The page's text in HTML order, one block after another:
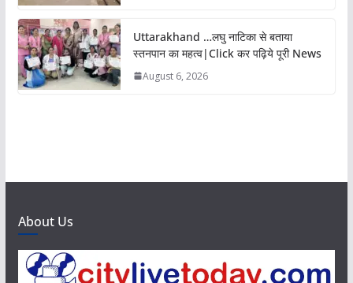
Uttarakhand …लघु नाटिका से बताया
स्तनपान का महत्व|Click कर पढ़िये पूरी News
August 6, 2026
About Us